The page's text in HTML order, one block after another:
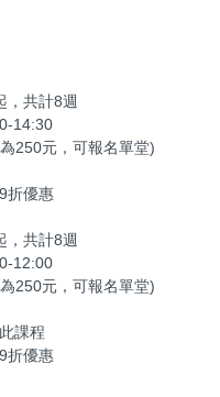
，共計8週
14:30
250元，可報名單堂)
折優惠
，共計8週
12:00
250元，可報名單堂)
課程
折優惠